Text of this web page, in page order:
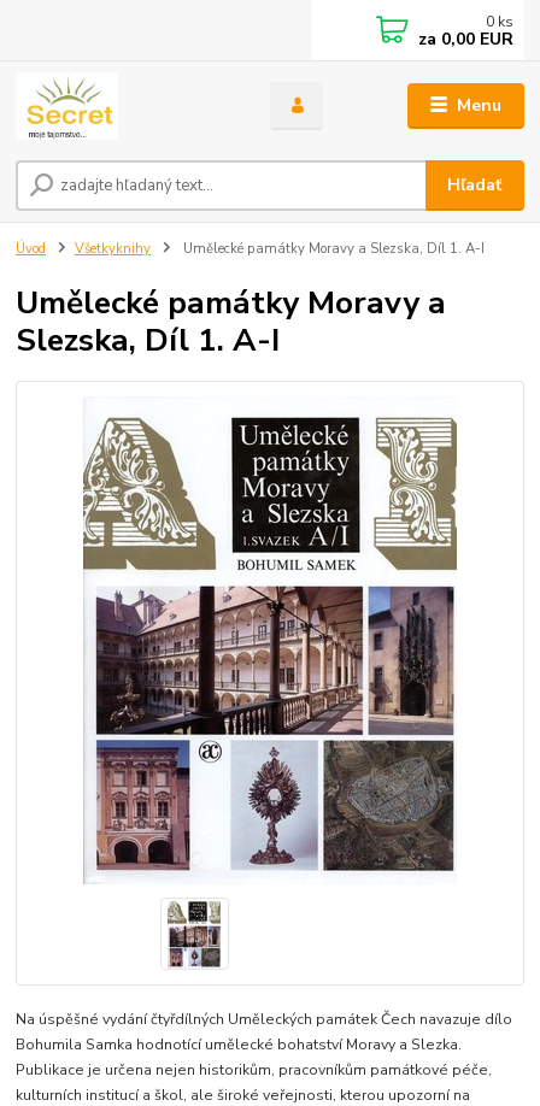
Menu
Hľadať
0 ks
za 0,00 EUR
Úvod Všetkyknihy Umělecké památky Moravy a Slezska, Díl 1. A-I
Umělecké památky Moravy a
Slezska, Díl 1. A-I
Na úspěšné vydání čtyřdílných Uměleckých památek Čech navazuje dílo
Bohumila Samka hodnotící umělecké bohatství Moravy a Slezka.
Publikace je určena nejen historikům, pracovníkům památkové péče,
kulturních institucí a škol, ale široké veřejnosti, kterou upozorní na